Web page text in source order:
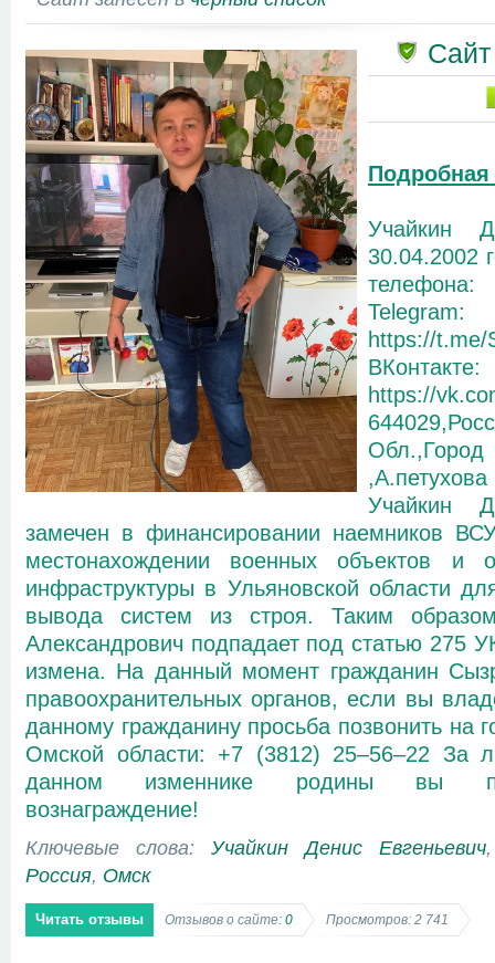
Учайкин
30.04.2002
Telegram:
https://t.me/
ВКонтакте:
https://
Учайкин
замечен в финансировании наемников
местонахождении военных объектов и
инфраструктуры в Ульяновской области
вывода систем из строя. Таким
Александрович подпадает под статью 275
измена. На данный момент гражданин
правоохранительных органов, если вы
данному гражданину просьба позвонить
Омской области: +7 (3812) 25‒56‒22 За
данном изменнике родины вы
вознаграждение!
Ключевые слова: Учайкин Денис Евгеньевич
Россия, Омск
Читать отзывы Отзывов о сайте: 0 Просмотров: 2 741